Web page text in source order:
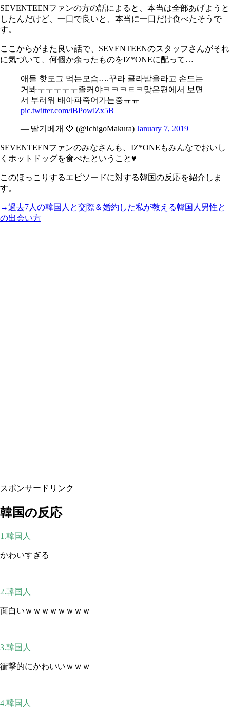
SEVENTEENファンの方の話によると、本当は全部あげようと
したんだけど、一口で良いと、本当に一口だけ食べたそうで
す。
ここからがまた良い話で、SEVENTEENのスタッフさんがそれ
に気づいて、何個か余ったものをIZ*ONEに配って…
애들 핫도그 먹는모습….꾸라 콜라받을라고 손드는
거봐ㅜㅜㅜㅜㅜ졸커야ㅋㅋㅋㅌㅋ맞은편에서 보면
서 부러워 배아파죽어가는중ㅠㅠ
pic.twitter.com/iBPowlZx5B
— 딸기베개 🍓 (@IchigoMakura) January 7, 2019
SEVENTEENファンのみなさんも、IZ*ONEもみんなでおいし
くホットドッグを食べたということ♥
このほっこりするエピソードに対する韓国の反応を紹介しま
す。
→過去7人の韓国人と交際＆婚約した私が教える韓国人男性と
の出会い方
スポンサードリンク
韓国の反応
1.韓国人
かわいすぎる
2.韓国人
面白いｗｗｗｗｗｗｗｗ
3.韓国人
衝撃的にかわいいｗｗｗ
4.韓国人